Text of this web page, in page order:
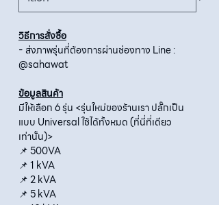
วิธีการสั่งซื้อ
- ส่งภาพรุ่นที่ต้องการผ่านช่องทาง Line :
@sahawat
ข้อมูลสินค้า
มีให้เลือก 6 รุ่น <รุ่นใหม่ของร้านเรา ปลั๊กเป็น
แบบ Universal ใช้ได้ทั้งหมด (ที่นี่ที่เดียว
เท่านั้น)>
📌 500VA
📌 1 kVA
📌 2 kVA
📌 5 kVA